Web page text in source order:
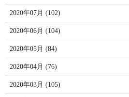
2020年07月 (102)
2020年06月 (104)
2020年05月 (84)
2020年04月 (76)
2020年03月 (105)